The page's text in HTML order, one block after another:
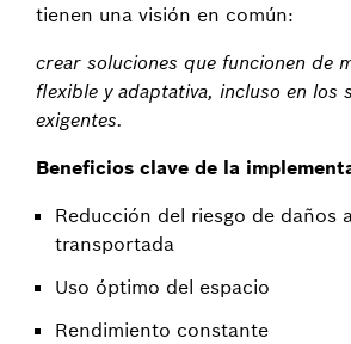
tienen una visión en común:
crear soluciones que funcionen de
flexible y adaptativa, incluso en los
exigentes.
Beneficios clave de la
Reducción del riesgo de daños
transportada
Uso óptimo del espacio
Rendimiento constante